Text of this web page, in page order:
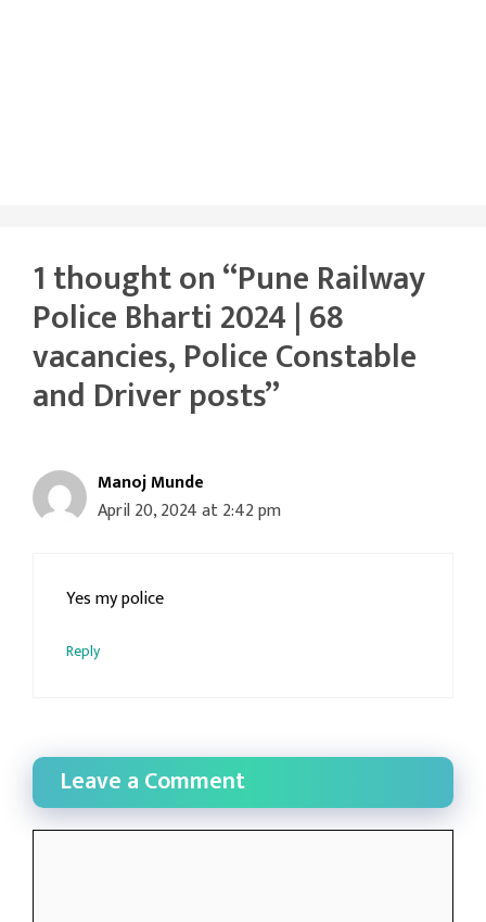
1 thought on “Pune Railway
Police Bharti 2024 | 68
vacancies, Police Constable
and Driver posts”
Manoj Munde
April 20, 2024 at 2:42 pm
Yes my police
Reply
Leave a Comment